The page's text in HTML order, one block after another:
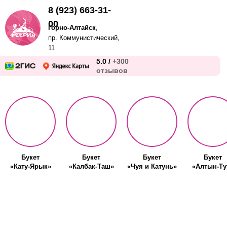
5.0 / +300
отзывов
Горно-Алтайск,
пр. Коммунистический,
11
8 (923) 663-31-
00
Букет
«Кату-Ярык»
Букет
«Калбак-Таш»
Букет
«Чуя и Катунь»
Букет
«Алтын-